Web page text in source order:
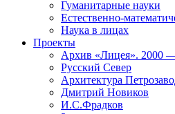
Гуманитарные науки
Естественно-
Наука в лицах
Проекты
Архив «Лицея». 2000
Русский Север
Архитектура
Дмитрий Новиков
И.С.Фрадков